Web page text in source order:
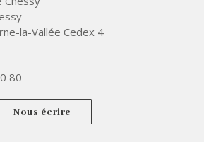
la-Vallée Cedex 4
80
Nous écrire